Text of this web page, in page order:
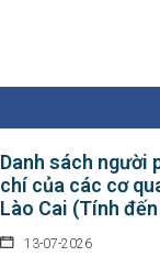
Danh sách người
chí của các cơ
Lào Cai (Tính
13-07-2026